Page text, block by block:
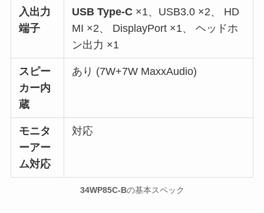
入出力
端子
USB Type-C ×1、USB3.0 ×2、 HD
MI ×2、 DisplayPort ×1、 ヘッドホ
ン出力 ×1
スピー
カー内
蔵
あり (7W+7W MaxxAudio)
モニタ
ーアー
ム対応
対応
34WP85C-Bの基本スペック